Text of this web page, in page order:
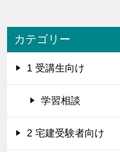
カテゴリー
1 受講生向け
学習相談
2 宅建受験者向け